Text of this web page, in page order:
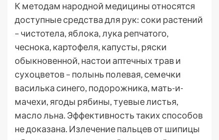
К методам народной медицины относятся
доступные средства для рук: соки растений
– чистотела, яблока, лука репчатого,
чеснока, картофеля, капусты, ряски
обыкновенной, настои аптечных трав и
сухоцветов – полынь полевая, семечки
василька синего, подорожника, мать-и-
мачехи, ягоды рябины, туевые листья,
масло льна. Эффективность таких способов
не доказана. Излечение пальцев от шипицы